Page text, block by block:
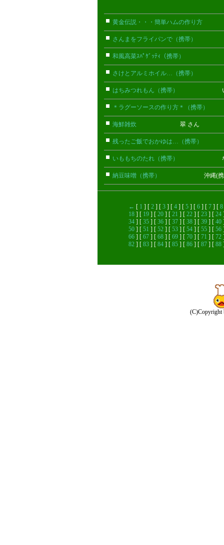
黄金伝説・・・簡単ハムの作り方
さんまをフライパンで（携帯）
和風高菜ｽﾊﾟｹﾞｯﾃｨ（携帯）
さけとアルミホイル…（携帯）
はちみつれもん（携帯） いおり(
＊ラグーソースの作り方＊（携帯）
海鮮雑炊 翠 さん
残ったご飯でおかゆは…（携帯）
いももちのたれ（携帯） なお(携
納豆味噌（携帯） 沖縄(携帯)
← [ 1 ] [ 2 ] [ 3 ] [ 4 ] [ 5 ] [ 6 ] [ 7 ] [ 8
18 ] [ 19 ] [ 20 ] [ 21 ] [ 22 ] [ 23 ] [ 24
34 ] [ 35 ] [ 36 ] [ 37 ] [ 38 ] [ 39 ] [ 40
50 ] [ 51 ] [ 52 ] [ 53 ] [ 54 ] [ 55 ] [ 56
66 ] [ 67 ] [ 68 ] [ 69 ] [ 70 ] [ 71 ] [ 72
82 ] [ 83 ] [ 84 ] [ 85 ] [ 86 ] [ 87 ] [ 88